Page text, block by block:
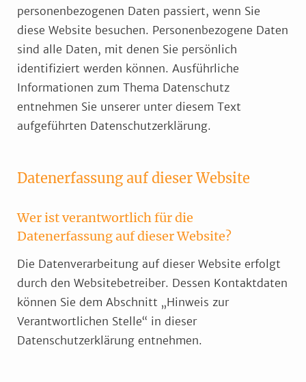
personenbezogenen Daten passiert, wenn Sie
diese Website besuchen. Personenbezogene Daten
sind alle Daten, mit denen Sie persönlich
identifiziert werden können. Ausführliche
Informationen zum Thema Datenschutz
entnehmen Sie unserer unter diesem Text
aufgeführten Datenschutzerklärung.
Datenerfassung auf dieser Website
Wer ist verantwortlich für die
Datenerfassung auf dieser Website?
Die Datenverarbeitung auf dieser Website erfolgt
durch den Websitebetreiber. Dessen Kontaktdaten
können Sie dem Abschnitt „Hinweis zur
Verantwortlichen Stelle“ in dieser
Datenschutzerklärung entnehmen.